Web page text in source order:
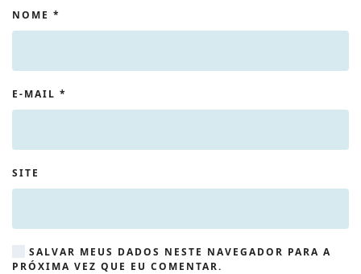
NOME *
E-MAIL *
SITE
SALVAR MEUS DADOS NESTE NAVEGADOR PARA A
PRÓXIMA VEZ QUE EU COMENTAR.